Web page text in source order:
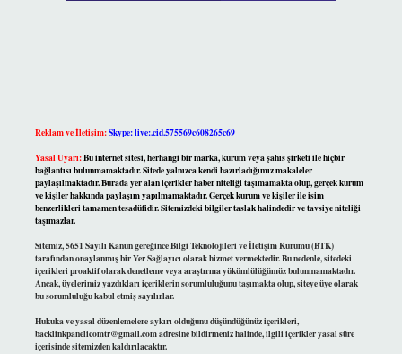
Reklam ve İletişim:Skype: live:.cid.575569c608265c69
Yasal Uyarı:Bu internet sitesi, herhangi bir marka, kurum veya şahıs şirketi ile hiçbir
bağlantısı bulunmamaktadır. Sitede yalnızca kendi hazırladığımız makaleler
paylaşılmaktadır. Burada yer alan içerikler haber niteliği taşımamakta olup, gerçek kurum
ve kişiler hakkında paylaşım yapılmamaktadır. Gerçek kurum ve kişiler ile isim
benzerlikleri tamamen tesadüfidir. Sitemizdeki bilgiler taslak halindedir ve tavsiye niteliği
taşımazlar.
Sitemiz, 5651 Sayılı Kanun gereğince Bilgi Teknolojileri ve İletişim Kurumu (BTK)
tarafından onaylanmış bir Yer Sağlayıcı olarak hizmet vermektedir. Bu nedenle, sitedeki
içerikleri proaktif olarak denetleme veya araştırma yükümlülüğümüz bulunmamaktadır.
Ancak, üyelerimiz yazdıkları içeriklerin sorumluluğunu taşımakta olup, siteye üye olarak
bu sorumluluğu kabul etmiş sayılırlar.
Hukuka ve yasal düzenlemelere aykırı olduğunu düşündüğünüz içerikleri,
backlinkpanelicomtr@gmail.comadresine bildirmeniz halinde, ilgili içerikler yasal süre
içerisinde sitemizden kaldırılacaktır.